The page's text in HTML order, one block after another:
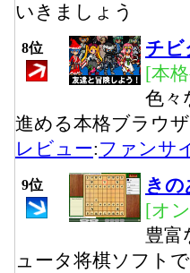
いきましょう
8位
チビ
[本
色々
進める本格ブラウ
レビュー:ファンサ
9位
きの
[オ
豊富
ュータ将棋ソフト